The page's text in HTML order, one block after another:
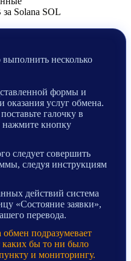
Solana SOL
несколько
формы и
оказания услуг обмена.
галочку в
нажмите кнопку
следует совершить
следуя инструкциям
действий система
«Состояние заявки»,
перевода.
подразумевает
каких бы то ни было
и мониторингу.